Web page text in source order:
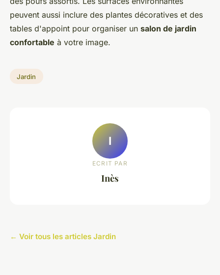
peuvent aussi inclure des plantes décoratives et des
tables d'appoint pour organiser un salon de jardin
confortable à votre image.
Jardin
I
ECRIT PAR
Inès
← Voir tous les articles Jardin